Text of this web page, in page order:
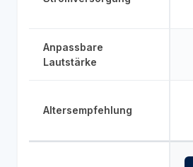
Anpassbare
Lautstärke
Altersempfehlung